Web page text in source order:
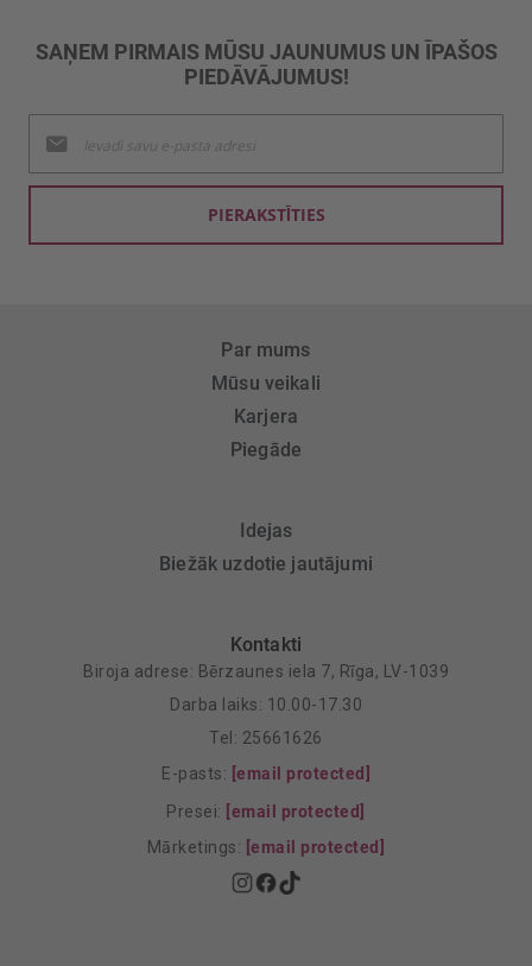
SAŅEM PIRMAIS MŪSU JAUNUMUS UN ĪPAŠOS
PIEDĀVĀJUMUS!
jaunumu
saņemšanai:
PIERAKSTĪTIES
Par mums
Mūsu veikali
Karjera
Piegāde
Idejas
Biežāk uzdotie jautājumi
Kontakti
Biroja adrese: Bērzaunes iela 7, Rīga, LV-1039
Darba laiks: 10.00-17.30
Tel: 25661626
E-pasts: [email protected]
Presei: [email protected]
Mārketings: [email protected]